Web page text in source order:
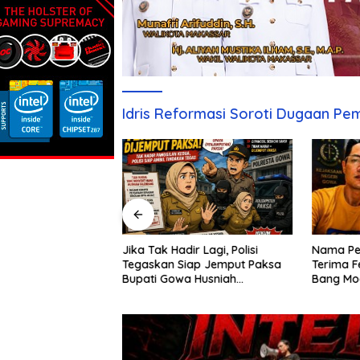
Idris Reformasi Soroti Dugaan
Jika Tak Hadir Lagi, Polisi
Tegaskan Siap Jemput Paksa
Bupati Gowa Husniah
Nama
Terima
Bang